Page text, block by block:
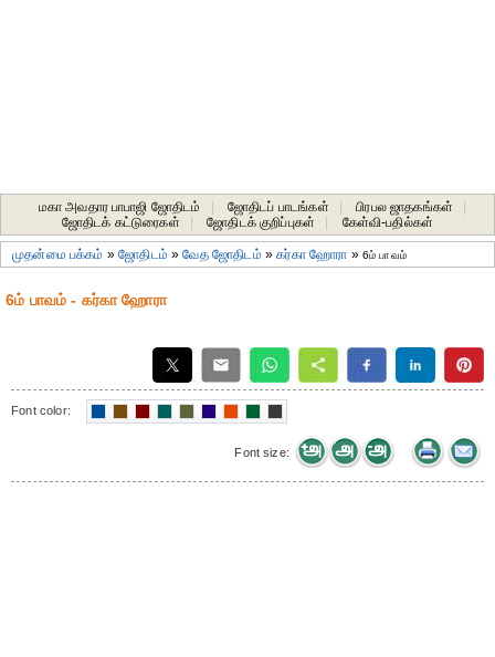
மகா அவதார பாபாஜி ஜோதிடம் ஜோதிடப் பாடங்கள் பிரபல ஜாதகங்கள்
ஜோதிடக் கட்டுரைகள்
ஜோதிடக் குறிப்புகள் கேள்வி-பதில்கள்
முதன்மை பக்கம் »ஜோதிடம் »வேத ஜோதிடம் »கர்கா ஹோரா » 6ம் பாவம்
6ம் பாவம் - கர்கா ஹோரா
Font color:
Font size: